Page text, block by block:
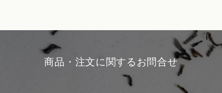
商品・注文に関するお問合せ